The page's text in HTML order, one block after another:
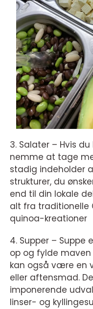
3. Salater – Hvis
nemme at tage
stadig indeholder
strukturer, du
end til din lokale
alt fra traditionelle
quinoa-kreationer
4. Supper –
op og fylde
kan også være en
eller aftensmad.
imponerende
linser- og